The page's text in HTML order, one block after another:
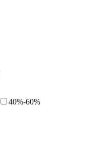
40%-60%